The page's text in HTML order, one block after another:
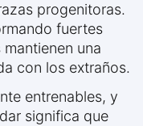
progenitoras.
fuertes
una
con los extraños.
entrenables, y
significa que